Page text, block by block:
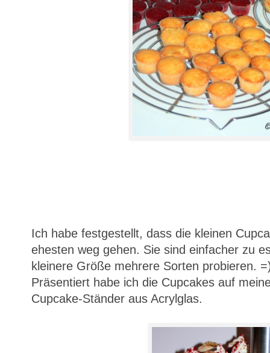
Ich habe festgestellt, dass die kleinen
ehesten weg gehen. Sie sind einfacher zu
kleinere Größe mehrere Sorten probieren.
Präsentiert habe ich die Cupcakes auf
Cupcake-Ständer aus Acrylglas.